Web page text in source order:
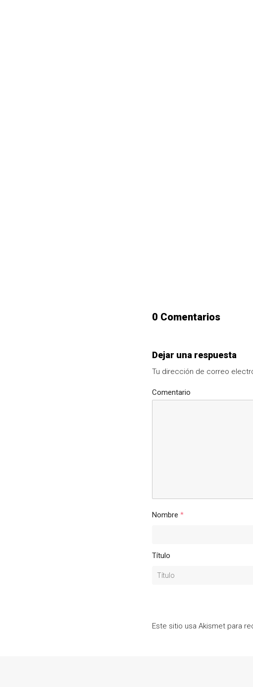
0 Comentarios
Dejar una respuesta
Tu dirección de correo
Comentario
Nombre *
Título
Este sitio usa Akismet para